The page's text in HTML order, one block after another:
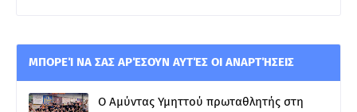
ΜΠΟΡΕΊ ΝΑ ΣΑΣ ΑΡΈΣΟΥΝ ΑΥΤΈΣ ΟΙ ΑΝΑΡΤΉΣΕΙΣ
Ο Αμύντας Υμηττού πρωταθλητής στη